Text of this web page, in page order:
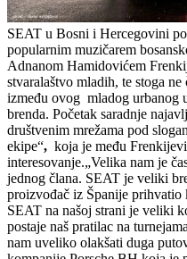
SEAT u Bosni i Hercegovini
popularnim muzičarem
Adnanom Hamidovićem
stvaralaštvo mladih, te stoga
između ovog mladog urbanog
brenda. Početak saradnje
društvenim mrežama pod
ekipe“, koja je među
interesovanje.„Velika nam je
jednog člana. SEAT je veliki
proizvođač iz Španije prihvatio
SEAT na našoj strani je veliki
postaje naš pratilac na
nam uveliko olakšati duga